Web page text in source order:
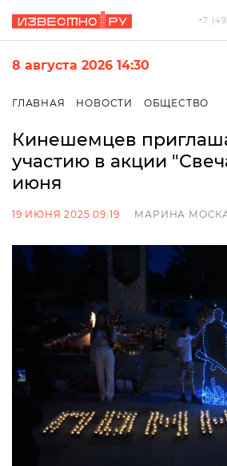
+7
8 августа 2026 14:30
ГЛАВНАЯ НОВОСТИ ОБЩЕСТВО
Кинешемцев
участию в акции
июня
19 ИЮНЯ 2025 09:19 МАРИНА